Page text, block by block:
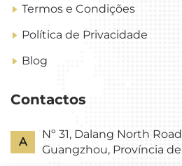
Termos e Condições
Política de Privacidade
Blog
Contactos
A
Nº 31, Dalang North
Guangzhou, Província